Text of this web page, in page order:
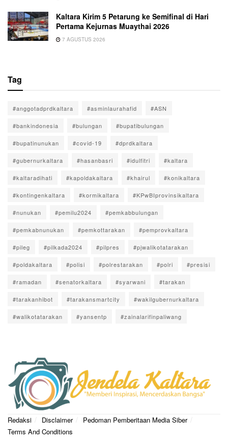
Kaltara Kirim 5 Petarung ke Semifinal di Hari
Pertama Kejurnas Muaythai 2026
7 AGUSTUS 2026
Tag
#anggotadprdkaltara #asminlaurahafid #ASN
#bankindonesia #bulungan #bupatibulungan
#bupatinunukan #covid-19 #dprdkaltara
#gubernurkaltara #hasanbasri #idulfitri #kaltara
#kaltaradihati #kapoldakaltara #khairul #konikaltara
#kontingenkaltara #kormikaltara #KPwBIprovinsikaltara
#nunukan #pemilu2024 #pemkabbulungan
#pemkabnunukan #pemkottarakan #pemprovkaltara
#pileg #pilkada2024 #pilpres #pjwalikotatarakan
#poldakaltara #polisi #polrestarakan #polri #presisi
#ramadan #senatorkaltara #syarwani #tarakan
#tarakanhibot #tarakansmartcity #wakilgubernurkaltara
#walikotatarakan #yansentp #zainalarifinpaliwang
Redaksi Disclaimer
Pedoman Pemberitaan Media Siber
Terms And Conditions